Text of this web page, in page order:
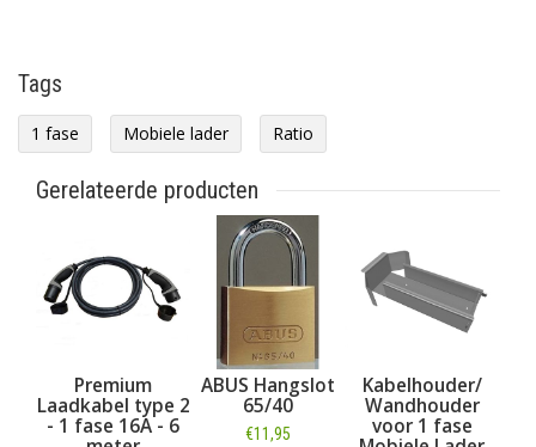
Tags
1 fase Mobiele lader Ratio
Gerelateerde producten
Premium
Laadkabel type 2
- 1 fase 16A - 6
ABUS Hangslot
65/40
€11,95
Kabelhouder/
Wandhouder
voor 1 fase